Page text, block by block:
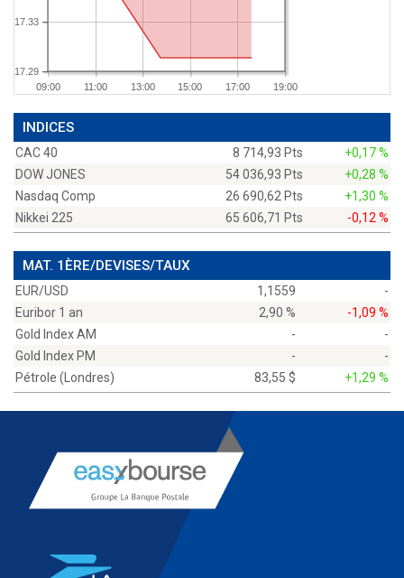
09:00 11:00 13:00 15:00 17:00 19:00
17.29
17.33
INDICES
CAC 40 8 714,93 Pts
+0,17 %
DOW JONES
54 036,93 Pts
+0,28 %
Nasdaq Comp
26 690,62 Pts
+1,30 %
Nikkei 225
65 606,71 Pts -0,12 %
MAT. 1ÈRE/DEVISES/TAUX
EUR/USD 1,1559
-
Euribor 1 an
2,90 %
-1,09 %
Gold Index AM
-
-
Gold Index PM
-
-
Pétrole (Londres)
83,55 $ +1,29 %